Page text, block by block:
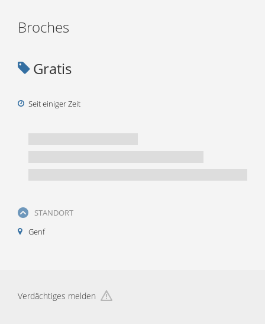
Broches
Gratis
Seit einiger Zeit
STANDORT
Genf
Verdächtiges melden